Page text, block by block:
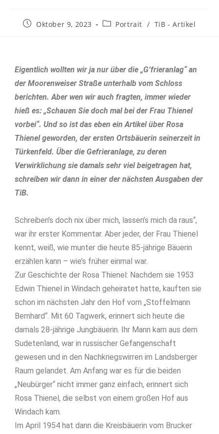
Oktober 9, 2023 Portrait / TiB - Artikel
Eigentlich wollten wir ja nur über die „G’frieranlag“ an
der Moorenweiser Straße unterhalb vom Schloss
berichten. Aber wen wir auch fragten, immer wieder
hieß es: „Schauen Sie doch mal bei der Frau Thienel
vorbei“. Und so ist das eben ein Artikel über Rosa
Thienel geworden, der ersten Ortsbäuerin seinerzeit in
Türkenfeld. Über die Gefrieranlage, zu deren
Verwirklichung sie damals sehr viel beigetragen hat,
schreiben wir dann in einer der nächsten Ausgaben der
TiB.
Schreiben’s doch nix über mich, lassen’s mich da raus“,
war ihr erster Kommentar. Aber jeder, der Frau Thienel
kennt, weiß, wie munter die heute 85-jährige Bäuerin
erzählen kann – wie’s früher einmal war.
Zur Geschichte der Rosa Thienel: Nachdem sie 1953
Edwin Thienel in Windach geheiratet hatte, kauften sie
schon im nächsten Jahr den Hof vom „Stoffelmann
Bernhard“. Mit 60 Tagwerk, erinnert sich heute die
damals 28-jährige Jungbäuerin. Ihr Mann kam aus dem
Sudetenland, war in russischer Gefangenschaft
gewesen und in den Nachkriegswirren im Landsberger
Raum gelandet. Am Anfang war es für die beiden
„Neubürger“ nicht immer ganz einfach, erinnert sich
Rosa Thienel, die selbst von einem großen Hof aus
Windach kam.
Im April 1954 hat dann die Kreisbäuerin vom Brucker